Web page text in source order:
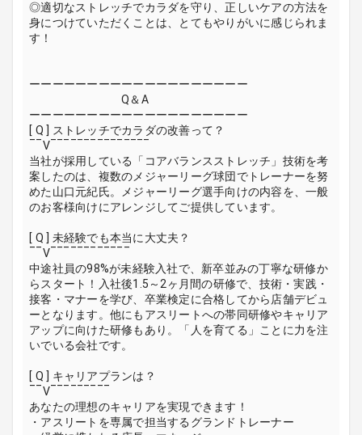
◎適切なストレッチでカラダを守り、正しいケアの方法を
身につけていただくことは、とてもやりがいに感じられま
す！
ーーーーーーーーーーーーーーーーーーー
Q＆A
ーーーーーーーーーーーーーーーーーーー
[ Q ] ストレッチでカラダの改善って？
‾‾V‾‾‾‾‾‾‾‾‾‾‾‾‾‾‾
当社が採用している「コアバランスストレッチ」技術を考
案したのは、複数のメジャーリーグ球団でトレーナーを努
めた山口元紀氏。メジャーリーグ選手向けの内容を、一般
のお客様向けにアレンジしてご提供しています。
[ Q ] 未経験でも本当に大丈夫？
‾‾V‾‾‾‾‾‾‾‾‾‾‾‾
中途社員の98%が未経験入社で、新卒並みの丁寧な研修か
らスタート！入社後1.5～2ヶ月間の研修で、技術・実践・
接客・マナーを学び、卒業検定に合格してから店舗デビュ
ーとなります。他にもアスリートへの帯同研修やキャリア
アップに向けた研修もあり。「人を育てる」ことに力を注
いでいる会社です。
[ Q ] キャリアプランは？
‾‾V‾‾‾‾‾‾‾‾‾
あなたの理想のキャリアを実現できます！
・アスリートを専属で担当するグランドトレーナー